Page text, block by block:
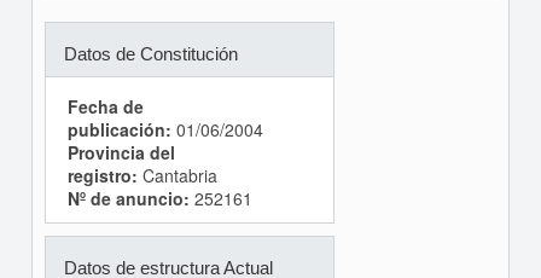
Datos de Constitución
Fecha de
publicación: 01/06/2004
Provincia del
registro: Cantabria
Nº de anuncio: 252161
Datos de estructura Actual